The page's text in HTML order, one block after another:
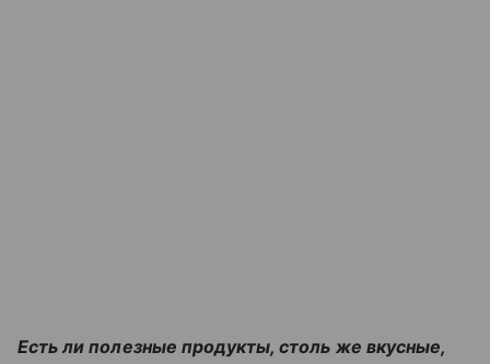
Есть ли полезные продукты, столь же вкусные,